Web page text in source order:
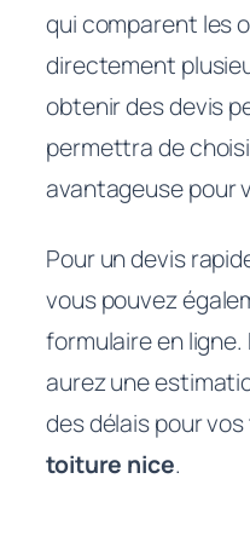
qui comparent les
directement
obtenir des devis
permettra de
avantageuse pour
Pour un devis
vous pouvez
formulaire en
aurez une
des délais pour
toiture nice.